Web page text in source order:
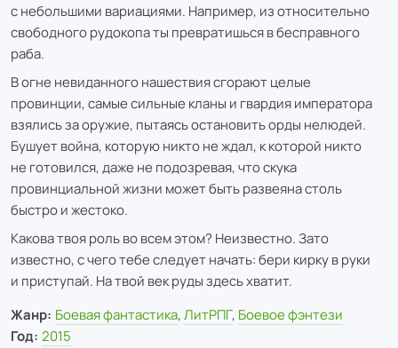
с небольшими вариациями. Например, из относительно
свободного рудокопа ты превратишься в бесправного
раба.
В огне невиданного нашествия сгорают целые
провинции, самые сильные кланы и гвардия императора
взялись за оружие, пытаясь остановить орды нелюдей.
Бушует война, которую никто не ждал, к которой никто
не готовился, даже не подозревая, что скука
провинциальной жизни может быть развеяна столь
быстро и жестоко.
Какова твоя роль во всем этом? Неизвестно. Зато
известно, с чего тебе следует начать: бери кирку в руки
и приступай. На твой век руды здесь хватит.
Жанр: Боевая фантастика,ЛитРПГ, Боевое фэнтези
Год: 2015